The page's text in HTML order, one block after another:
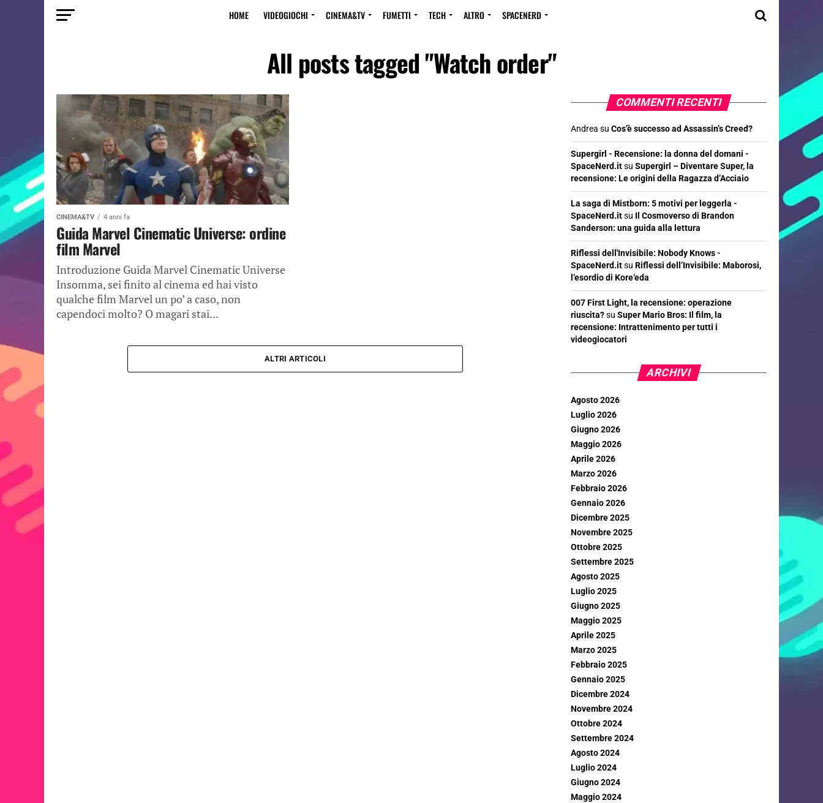
HOME VIDEOGIOCHI CINEMA&TV FUMETTI TECH ALTRO SPACENERD
All posts tagged "Watch order"
CINEMA&TV 4 anni fa
Guida Marvel Cinematic Universe: ordine
film Marvel
Introduzione Guida Marvel Cinematic Universe
Insomma, sei finito al cinema ed hai visto
qualche film Marvel un po’ a caso, non
capendoci molto? O magari stai...
ALTRI ARTICOLI
COMMENTI RECENTI
Andrea su Cos’è successo ad Assassin’s Creed?
Supergirl - Recensione: la donna del domani -
SpaceNerd.itsu Supergirl – Diventare Super, la
recensione: Le origini della Ragazza d’Acciaio
La saga di Mistborn: 5 motivi per leggerla -
SpaceNerd.itsu Il Cosmoverso di Brandon
Sanderson: una guida alla lettura
Riflessi dell'Invisibile: Nobody Knows -
SpaceNerd.itsu Riflessi dell’Invisibile: Maborosi,
l’esordio di Kore’eda
007 First Light, la recensione: operazione
riuscita?su Super Mario Bros: Il film, la
recensione: Intrattenimento per tutti i
videogiocatori
ARCHIVI
Agosto 2026
Luglio 2026
Giugno 2026
Maggio 2026
Aprile 2026
Marzo 2026
Febbraio 2026
Gennaio 2026
Dicembre 2025
Novembre 2025
Ottobre 2025
Settembre 2025
Agosto 2025
Luglio 2025
Giugno 2025
Maggio 2025
Aprile 2025
Marzo 2025
Febbraio 2025
Gennaio 2025
Dicembre 2024
Novembre 2024
Ottobre 2024
Settembre 2024
Agosto 2024
Luglio 2024
Giugno 2024
Maggio 2024